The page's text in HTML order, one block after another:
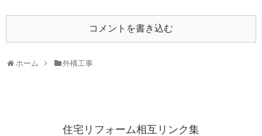
コメントを書き込む
ホーム 外構工事
住宅リフォーム相互リンク集